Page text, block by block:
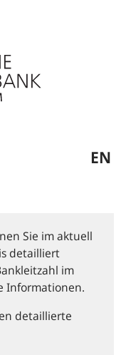
EN
Sie im aktuell
detailliert
im
Informationen.
detaillierte